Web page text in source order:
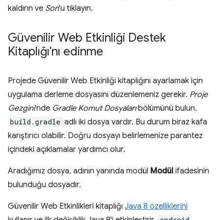
kaldırın ve Son'u tıklayın.
Güvenilir Web Etkinliği Destek
Kitaplığı'nı edinme
Projede Güvenilir Web Etkinliği kitaplığını ayarlamak için
uygulama derleme dosyasını düzenlemeniz gerekir. Proje
Gezgini'nde Gradle Komut Dosyalarıbölümünü bulun.
build.gradle adlı iki dosya vardır. Bu durum biraz kafa
karıştırıcı olabilir. Doğru dosyayı belirlemenize parantez
içindeki açıklamalar yardımcı olur.
Aradığımız dosya, adının yanında modül Modül ifadesinin
bulunduğu dosyadır.
Güvenilir Web Etkinlikleri kitaplığı Java 8 özelliklerini